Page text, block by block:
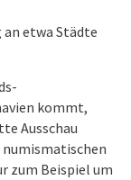
etwa Städte
kommt,
Ausschau
zum Beispiel um